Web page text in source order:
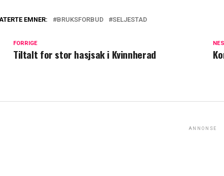
EMNER: BRUKSFORBUD SELJESTAD
FORRIGE
Tiltalt for stor hasjsak i Kvinnherad
ANNONSE